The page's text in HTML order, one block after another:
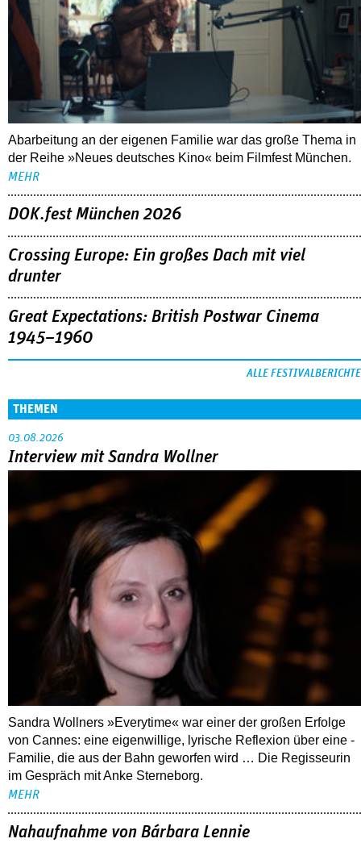
Abarbeitung an der eigenen Familie war das große Thema in
der Reihe »Neues deutsches Kino« beim Filmfest München.
MEHR
DOK.fest München 2026
Crossing Europe: Ein großes Dach mit viel
drunter
Great Expectations: British Postwar Cinema
1945–1960
ALLE FESTIVALBERICHTE
THEMEN
03.08.2026
Interview mit Sandra Wollner
Sandra Wollners »Everytime« war einer der großen Erfolge
von Cannes: eine eigenwillige, lyrische Reflexion über eine ­
Familie, die aus der Bahn geworfen wird … Die Regisseurin
im Gespräch mit Anke Sterneborg.
MEHR
Nahaufnahme von Bárbara Lennie